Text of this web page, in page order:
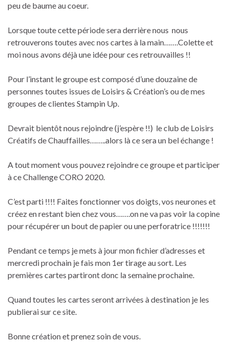
peu de baume au coeur.
Lorsque toute cette période sera derrière nous nous
retrouverons toutes avec nos cartes à la main…….Colette et
moi nous avons déjà une idée pour ces retrouvailles !!
Pour l’instant le groupe est composé d’une douzaine de
personnes toutes issues de Loisirs & Création’s ou de mes
groupes de clientes Stampin Up.
Devrait bientôt nous rejoindre (j’espère !!) le club de Loisirs
Créatifs de Chauffailles……..alors là ce sera un bel échange !
A tout moment vous pouvez rejoindre ce groupe et participer
à ce Challenge CORO 2020.
C’est parti !!!! Faites fonctionner vos doigts, vos neurones et
créez en restant bien chez vous…….on ne va pas voir la copine
pour récupérer un bout de papier ou une perforatrice !!!!!!!
Pendant ce temps je mets à jour mon fichier d’adresses et
mercredi prochain je fais mon 1er tirage au sort. Les
premières cartes partiront donc la semaine prochaine.
Quand toutes les cartes seront arrivées à destination je les
publierai sur ce site.
Bonne création et prenez soin de vous.